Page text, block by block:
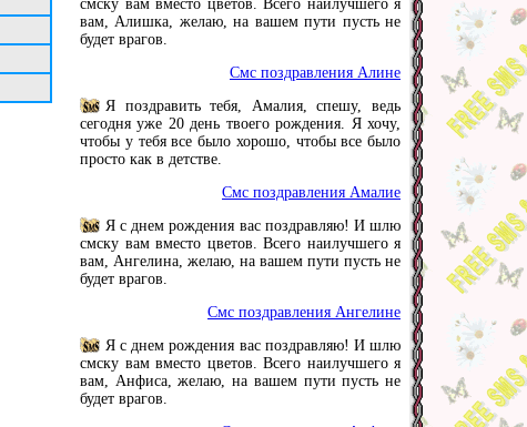
смску вам вместо цветов. Всего наилучшего я
вам, Алишка, желаю, на вашем пути пусть не
будет врагов.
Смс поздравления Алине
Я поздравить тебя, Амалия, спешу, ведь
сегодня уже 20 день твоего рождения. Я хочу,
чтобы у тебя все было хорошо, чтобы все было
просто как в детстве.
Смс поздравления Амалие
Я с днем рождения вас поздравляю! И шлю
смску вам вместо цветов. Всего наилучшего я
вам, Ангелина, желаю, на вашем пути пусть не
будет врагов.
Смс поздравления Ангелине
Я с днем рождения вас поздравляю! И шлю
смску вам вместо цветов. Всего наилучшего я
вам, Анфиса, желаю, на вашем пути пусть не
будет врагов.